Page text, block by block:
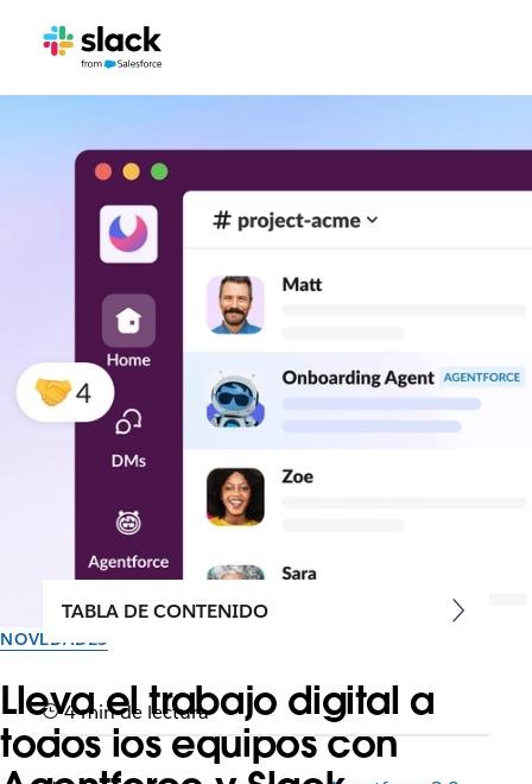
NOVEDADES
Lleva el trabajo digital a
todos los equipos con
TABLA DE CONTENIDO
4 min de lectura